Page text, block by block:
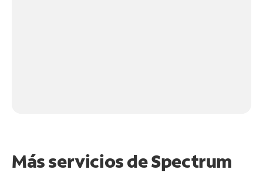
Más servicios de Spectrum